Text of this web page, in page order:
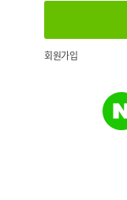
회원가입